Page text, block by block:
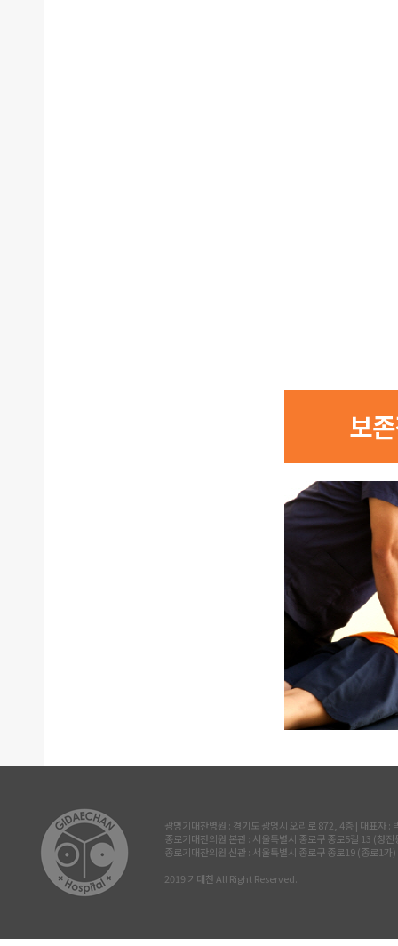
광명기대찬병원 : 경기도 광명시 오리로 872, 4층 | 대표
종로기대찬의원 본관 : 서울특별시 종로구 종로5길 13 (청
종로기대찬의원 신관 : 서울특별시 종로구 종로19 (종로1
2019 기대찬 All Right Reserved.